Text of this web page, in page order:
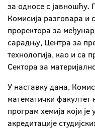
за односе с јавношћу.
Комисија разговара и
проректора за
сарадњу, Центра за
технологија, као и са
Сектора за
У наставку дана,
математички факултет
програм хемија који
акредитације